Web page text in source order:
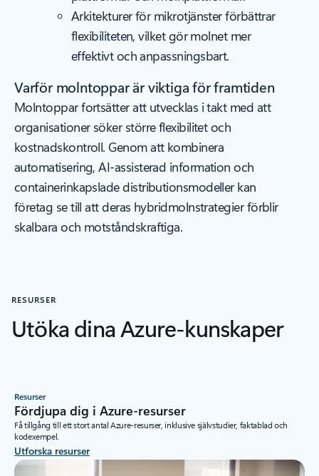
Arkitekturer för mikrotjänster förbättrar
flexibiliteten, vilket gör molnet mer
effektivt och anpassningsbart.
Varför molntoppar är viktiga för framtiden
Molntoppar fortsätter att utvecklas i takt med att
organisationer söker större flexibilitet och
kostnadskontroll. Genom att kombinera
automatisering, AI-assisterad information och
containerinkapslade distributionsmodeller kan
företag se till att deras hybridmolnstrategier förblir
skalbara och motståndskraftiga.
RESURSER
Utöka dina Azure-kunskaper
Resurser
Fördjupa dig i Azure-resurser
Få tillgång till ett stort antal Azure-resurser, inklusive självstudier, faktablad och
kodexempel.
Utforska resurser